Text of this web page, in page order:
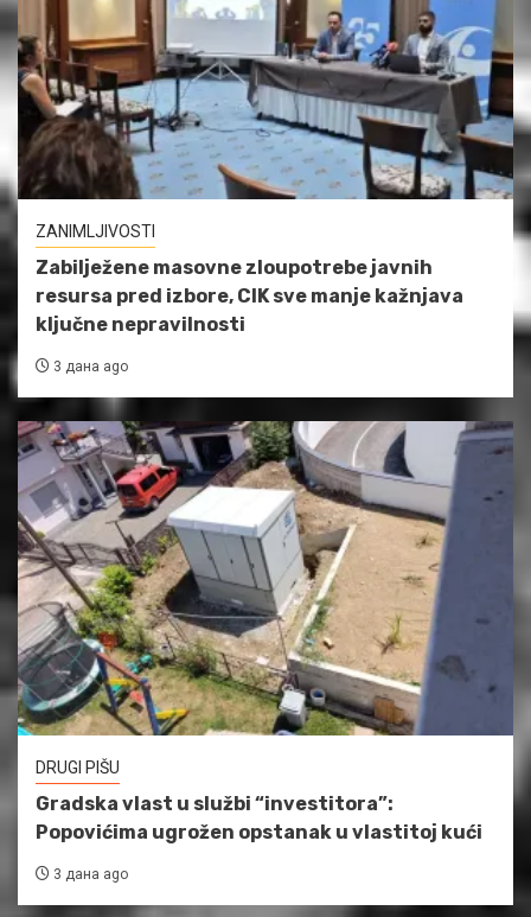
ZANIMLJIVOSTI
Zabilježene masovne zloupotrebe javnih
resursa pred izbore, CIK sve manje kažnjava
ključne nepravilnosti
3 дана ago
DRUGI PIŠU
Gradska vlast u službi “investitora”:
Popovićima ugrožen opstanak u vlastitoj kući
3 дана ago